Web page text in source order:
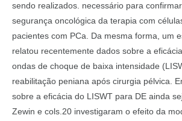
sendo realizados. necessário para
segurança oncológica da terapia com
pacientes com PCa. Da mesma forma, um
relatou recentemente dados sobre a
ondas de choque de baixa intensidade
reabilitação peniana após cirurgia pélvica.
sobre a eficácia do LISWT para DE ainda
Zewin e cols.20 investigaram o efeito da